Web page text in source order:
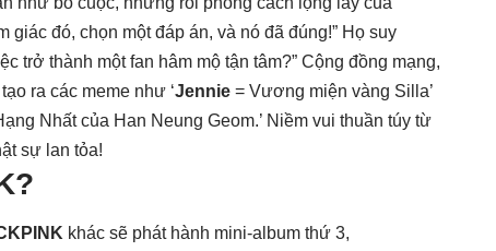
giác đó, chọn một đáp án, và nó đã đúng!” Họ suy
trở thành một fan hâm mộ tận tâm?” Cộng đồng mạng,
ra các meme như ‘Jennie = Vương miện vàng Silla’
Nhất của Han Neung Geom.’ Niềm vui thuần túy từ
sự lan tỏa!
?
khác sẽ phát hành mini-album thứ 3,